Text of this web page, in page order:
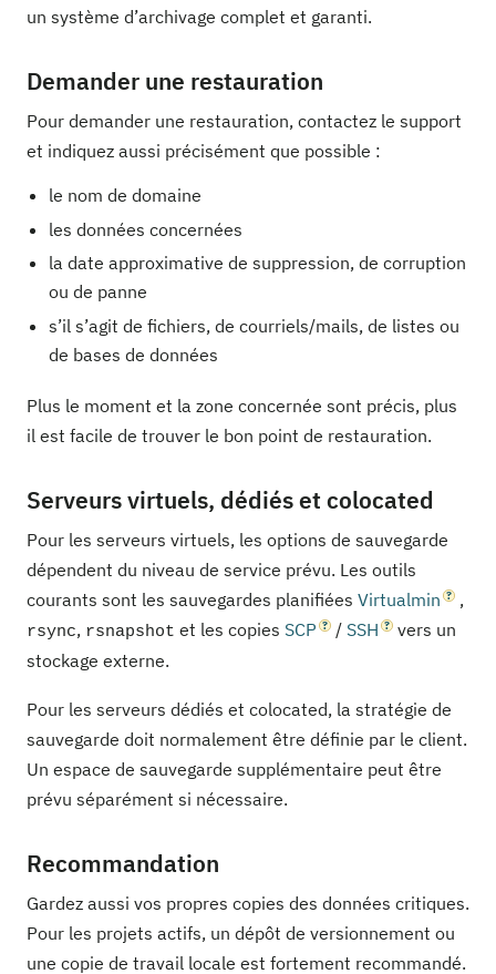
un système d’archivage complet et garanti.
Demander une restauration
Pour demander une restauration, contactez le support
et indiquez aussi précisément que possible :
le nom de domaine
les données concernées
la date approximative de suppression, de corruption
ou de panne
s’il s’agit de fichiers, de courriels/mails, de listes ou
de bases de données
Plus le moment et la zone concernée sont précis, plus
il est facile de trouver le bon point de restauration.
Serveurs virtuels, dédiés et colocated
Pour les serveurs virtuels, les options de sauvegarde
dépendent du niveau de service prévu. Les outils
courants sont les sauvegardes planifiées Virtualmin ,
rsync, rsnapshot et les copies SCP / SSH
vers un
stockage externe.
Pour les serveurs dédiés et colocated, la stratégie de
sauvegarde doit normalement être définie par le client.
Un espace de sauvegarde supplémentaire peut être
prévu séparément si nécessaire.
Recommandation
Gardez aussi vos propres copies des données critiques.
Pour les projets actifs, un dépôt de versionnement ou
une copie de travail locale est fortement recommandé.